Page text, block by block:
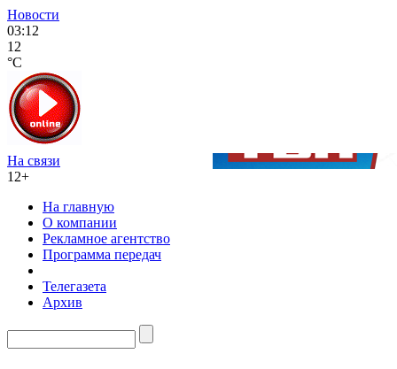
Новости
03:12
12
°C
На связи
12+
На главную
О компании
Рекламное агентство
Программа передач
Телегазета
Архив